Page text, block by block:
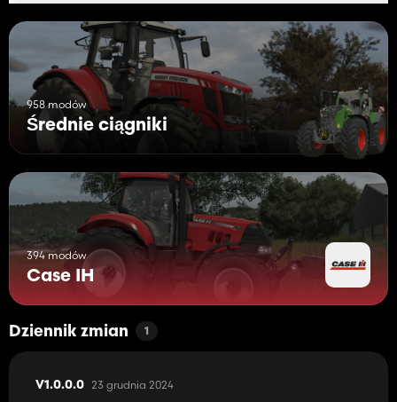
958 modów
Średnie ciągniki
394 modów
Case IH
Dziennik zmian 1
V1.0.0.0 23 grudnia 2024